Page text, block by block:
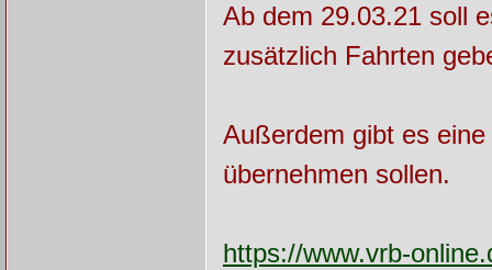
Ab dem 29.03.21 soll
zusätzlich Fahrten
Außerdem gibt es
übernehmen sollen.
https://www.vrb-